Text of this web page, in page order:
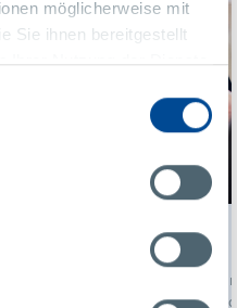
möglicherweise mit
Sie ihnen bereitgestellt
Ihrer Nutzung der Dienste
nabídce odborného a